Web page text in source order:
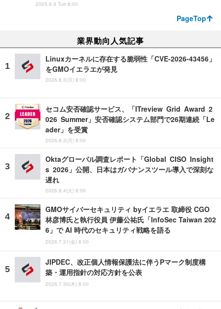
2025.9.9 Tue 8:00
PageTop
業界動向人気記事
Linuxカーネルに存在する脆弱性「CVE-2026-43456」
をGMOイエラエが発見
2026.8.3(月) 8:00
セコム安否確認サービス、「ITreview Grid Award 2
026 Summer」安否確認システム部門で26期連続「Le
ader」を受賞
2026.8.3(月) 8:00
Oktaグローバル調査レポート「Global CISO Insight
s 2026」公開、日本はガバナンスツール導入で深刻な
遅れ
2026.8.4(火) 8:00
GMOサイバーセキュリティ byイエラエ 取締役 CGO
林彦博氏と執行役員 伊藤公祐氏「InfoSec Taiwan 202
6」で AI 時代のセキュリティ戦略を語る
2026.7.31(金) 8:00
JIPDEC、改正個人情報保護法に伴うPマーク制度構
築・運用指針の対応方針を公表
2026.7.30(木) 8:00